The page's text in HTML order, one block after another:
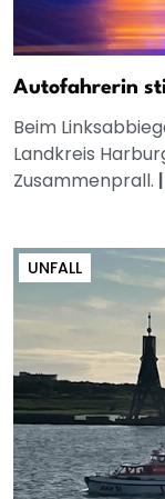
Autofahrerin
Beim
Landkreis
Zusammenprall. |
UNFALL